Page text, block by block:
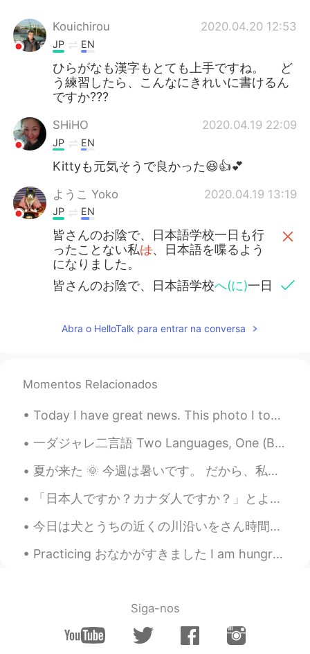
Kouichirou 2020.04.20 12:53
JP EN
ひらがなも漢字もとても上手ですね。 ど
う練習したら、こんなにきれいに書けるん
ですか???
SHiHO 2020.04.19 22:09
JP EN
Kittyも元気そうで良かった😆👍💕
ようこ Yoko 2020.04.19 13:19
JP EN
皆さんのお陰で、日本語学校一日も行
ったことない私は、日本語を喋るよう
になりました。
皆さんのお陰で、日本語学校へ(に)一日
ステージ99になって、781個 の四字熟語
を勉強しました。
JP EN
皆さんのお陰で、日本語学校一日も行
になりました。
皆さんのお陰で、日本語学校 へ一日も
行ったことない私は、日本語を喋
るこ
昨日の夜ダウンロードして、一気にス
テージ99になって、781個四字熟語を勉
強しました。
Abra o HelloTalk para entrar na conversa
Momentos Relacionados
Today I have great news. This photo I took has been selected to be part of an art exhibition in L...
一ダジャレ二言語 Two Languages, One (Bad) Joke 🇯🇵【日本語】 ２人がレストランでラム(子羊の肉)を食べてる 🍽 👩🏻：「このラム、おいしいね！」 👨🏻：「うん、...
夏が来た 🌞 今週は暑いです。 だから、私の毎日のスケジュールは天候によって変わります。 午前中の天気は30度近く涼しい😱 これから朝ハイキングをしてみます。 これは今朝の月の写真です。 今お...
「日本人ですか？カナダ人ですか？」とよく聞かれるんですが、実は私もよく分かってません。日本生まれ、見た目はバリバリ日本人です。しかし父は3世の日系カナディアンで日本語はほとんど喋れなかったし、実...
今日は犬とうちの近くの川沿いをさん時間ぐらい歩きました。その道は10キロくらいです。最近そこにジョギングをよくしに行きます。でも、今日は時間がたくさんあったので、散歩することを決めました。その所...
Practicing おなかがすきました I am hungry ラ一メンが食べたいです I want to eat Ramen これは京都駅の'Ramen Street'です This ...
Siga-nos